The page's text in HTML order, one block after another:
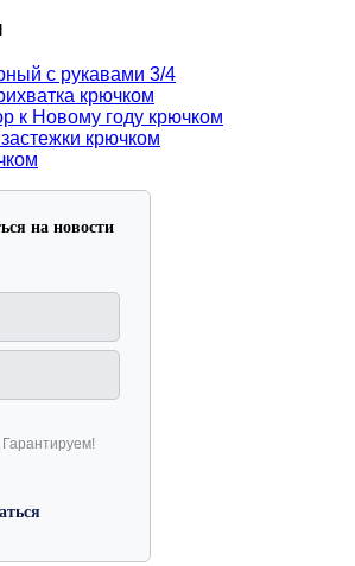
с рукавами 3/4
крючком
к Новому году крючком
крючком
на новости
Гарантируем!